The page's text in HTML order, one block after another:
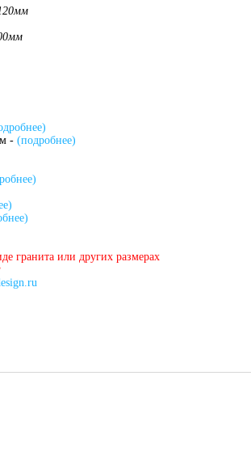
- (подробнее)
гранита или других размерах